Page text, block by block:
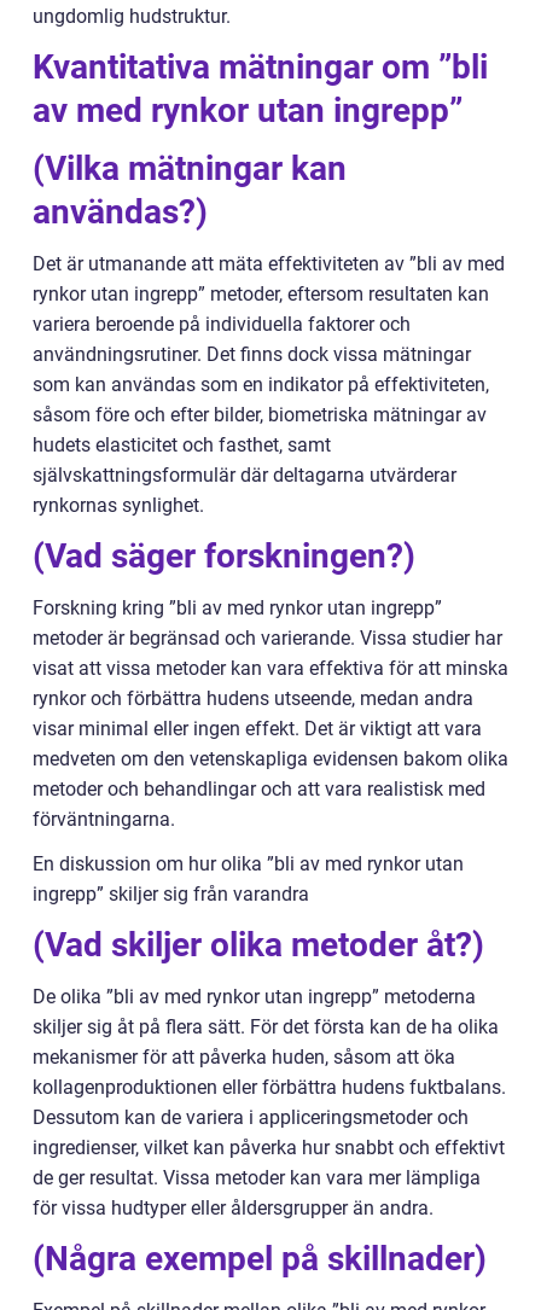
ungdomlig hudstruktur.
Kvantitativa mätningar om ”bli
av med rynkor utan ingrepp”
(Vilka mätningar kan
användas?)
Det är utmanande att mäta effektiviteten av ”bli av med
rynkor utan ingrepp” metoder, eftersom resultaten kan
variera beroende på individuella faktorer och
användningsrutiner. Det finns dock vissa mätningar
som kan användas som en indikator på effektiviteten,
såsom före och efter bilder, biometriska mätningar av
hudets elasticitet och fasthet, samt
självskattningsformulär där deltagarna utvärderar
rynkornas synlighet.
(Vad säger forskningen?)
Forskning kring ”bli av med rynkor utan ingrepp”
metoder är begränsad och varierande. Vissa studier har
visat att vissa metoder kan vara effektiva för att minska
rynkor och förbättra hudens utseende, medan andra
visar minimal eller ingen effekt. Det är viktigt att vara
medveten om den vetenskapliga evidensen bakom olika
metoder och behandlingar och att vara realistisk med
förväntningarna.
En diskussion om hur olika ”bli av med rynkor utan
ingrepp” skiljer sig från varandra
(Vad skiljer olika metoder åt?)
De olika ”bli av med rynkor utan ingrepp” metoderna
skiljer sig åt på flera sätt. För det första kan de ha olika
mekanismer för att påverka huden, såsom att öka
kollagenproduktionen eller förbättra hudens fuktbalans.
Dessutom kan de variera i appliceringsmetoder och
ingredienser, vilket kan påverka hur snabbt och effektivt
de ger resultat. Vissa metoder kan vara mer lämpliga
för vissa hudtyper eller åldersgrupper än andra.
(Några exempel på skillnader)